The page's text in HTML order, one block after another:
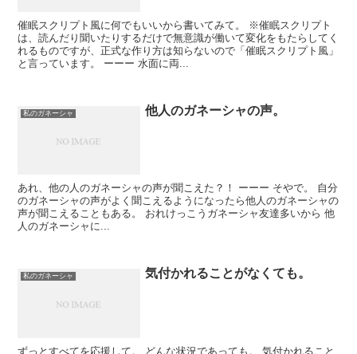
催眠スクリプト風に何でもいいから書いてみて。 ※催眠スクリプト
は、読んだり聞いたりするだけで無意識が働いて変化をもたらしてく
れるものですが、正式な作り方は知らないので「催眠スクリプト風」
と言っています。 ーーー 水面に両...
私のガネーシャ 他人のガネーシャの声。
あれ、他の人のガネーシャの声が聞こえた？！ ーーー そやで。 自分
のガネーシャの声がよく聞こえるようになったら他人のガネーシャの
声が聞こえることもある。 おれけっこうガネーシャ友達多いから 他
人のガネーシャに...
私のガネーシャ 気付かれることがなくても。
ずっとすべてを応援して。 どんな状況であっても。 気付かれること